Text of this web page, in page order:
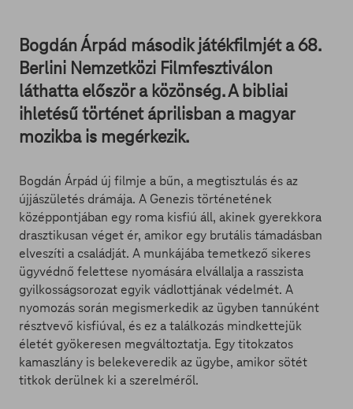
Bogdán Árpád második játékfilmjét a 68.
Berlini Nemzetközi Filmfesztiválon
láthatta először a közönség. A bibliai
ihletésű történet áprilisban a magyar
mozikba is megérkezik.
Bogdán Árpád új filmje a bűn, a megtisztulás és az
újjászületés drámája. A Genezis történetének
középpontjában egy roma kisfiú áll, akinek gyerekkora
drasztikusan véget ér, amikor egy brutális támadásban
elveszíti a családját. A munkájába temetkező sikeres
ügyvédnő felettese nyomására elvállalja a rasszista
gyilkosságsorozat egyik vádlottjának védelmét. A
nyomozás során megismerkedik az ügyben tannúként
résztvevő kisfiúval, és ez a találkozás mindkettejük
életét gyökeresen megváltoztatja. Egy titokzatos
kamaszlány is belekeveredik az ügybe, amikor sötét
titkok derülnek ki a szerelméről.